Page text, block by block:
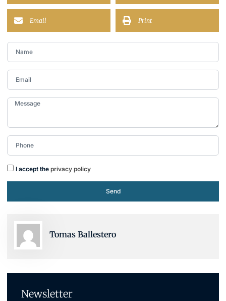
Email Print
I accept the privacy policy
Send
Tomas Ballestero
Newsletter